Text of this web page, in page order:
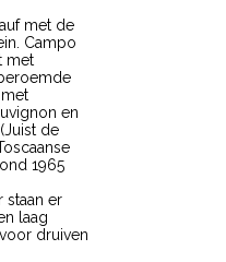
met de
Campo
met
en
de
1965
staan er
laag
druiven